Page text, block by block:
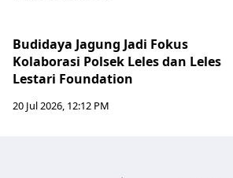
Budidaya Jagung Jadi Fokus
Kolaborasi Polsek Leles dan Leles
Lestari Foundation
20 Jul 2026, 12:12 PM